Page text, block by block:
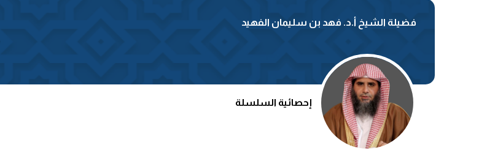
فضيلة الشيخ أ.د. فهد بن سليمان الفهيد
إحصائية السلسلة